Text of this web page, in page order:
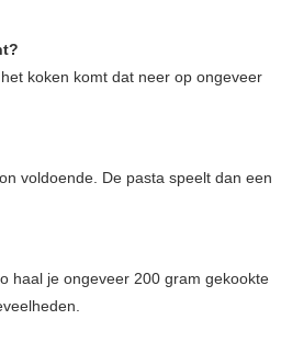
koken komt dat neer op ongeveer
voldoende. De pasta speelt dan een
haal je ongeveer 200 gram gekookte